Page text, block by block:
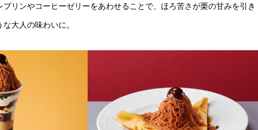
リンやコーヒーゼリーをあわせることで、ほろ苦さが栗の甘みを引き
大人の味わいに。